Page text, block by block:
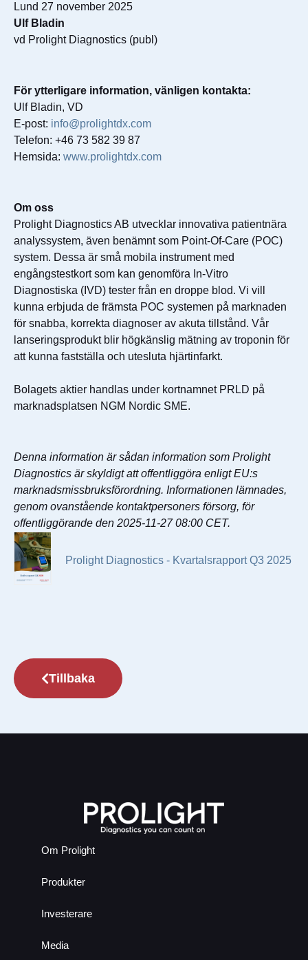
Lund 27 november 2025
Ulf Bladin
vd Prolight Diagnostics (publ)
För ytterligare information, vänligen kontakta:
Ulf Bladin, VD
E-post: info@prolightdx.com
Telefon: +46 73 582 39 87
Hemsida: www.prolightdx.com
Om oss
Prolight Diagnostics AB utvecklar innovativa patientnära
analyssystem, även benämnt som Point-Of-Care (POC)
system. Dessa är små mobila instrument med
engångstestkort som kan genomföra In-Vitro
Diagnostiska (IVD) tester från en droppe blod. Vi vill
kunna erbjuda de främsta POC systemen på marknaden
för snabba, korrekta diagnoser av akuta tillstånd. Vår
lanseringsprodukt blir högkänslig mätning av troponin för
att kunna fastställa och utesluta hjärtinfarkt.
Bolagets aktier handlas under kortnamnet PRLD på
marknadsplatsen NGM Nordic SME.
Denna information är sådan information som Prolight
Diagnostics är skyldigt att offentliggöra enligt EU:s
marknadsmissbruksförordning. Informationen lämnades,
genom ovanstående kontaktpersoners försorg, för
offentliggörande den 2025-11-27 08:00 CET.
Prolight Diagnostics - Kvartalsrapport Q3 2025
Tillbaka
Om Prolight
Produkter
Investerare
Media